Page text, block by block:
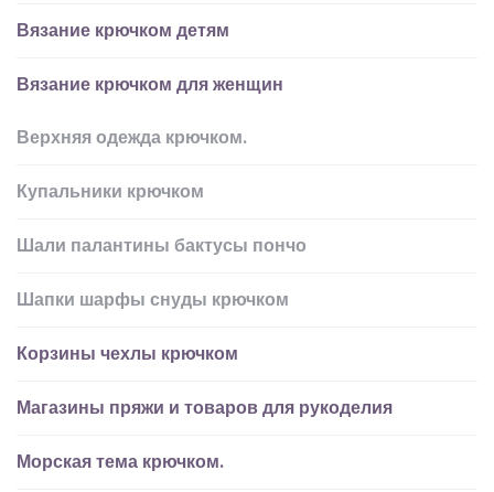
Вязание крючком детям
Вязание крючком для женщин
Верхняя одежда крючком.
Купальники крючком
Шали палантины бактусы пончо
Шапки шарфы снуды крючком
Корзины чехлы крючком
Магазины пряжи и товаров для рукоделия
Морская тема крючком.